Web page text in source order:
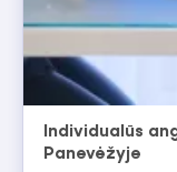
Individualūs
Panevėžyje